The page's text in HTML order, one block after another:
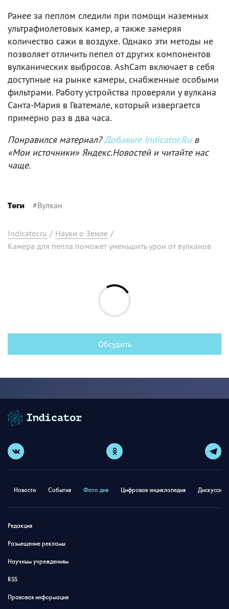
Ранее за пеплом следили при помощи наземных
ультрафиолетовых камер, а также замеряя
количество сажи в воздухе. Однако эти методы не
позволяет отличить пепел от других компонентов
вулканических выбросов. AshCam включает в себя
доступные на рынке камеры, снабженные особыми
фильтрами. Работу устройства проверяли у вулкана
Санта-Мария в Гватемале, который извергается
примерно раз в два часа.
Понравился материал?Добавьте Indicator.Ruв
«Мои источники» Яндекс.Новостей и читайте нас
чаще.
Теги #Вулкан
Indicator.ru / Науки о Земле /
Камера для пепла поможет уменьшить урон от вулканов
Обсудить
Новости События Фото дня Цифровая энциклопедия
Редакция
Размещение рекламы
Научным учреждениям
RSS
Правовая информация